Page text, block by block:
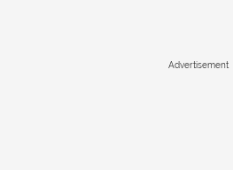
Advertisement